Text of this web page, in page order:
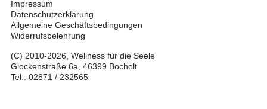
Impressum
Datenschutzerklärung
Allgemeine Geschäftsbedingungen
Widerrufsbelehrung
(C) 2010-2026, Wellness für die Seele
Glockenstraße 6a, 46399 Bocholt
Tel.: 02871 / 232565